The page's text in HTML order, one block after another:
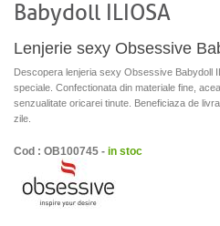
Babydoll ILIOSA
Lenjerie sexy Obsessive
Descopera lenjeria sexy Obsessive Babydoll
speciale. Confectionata din materiale fine,
senzualitate oricarei tinute. Beneficiaza de
zile.
Cod : OB100745 - in stoc